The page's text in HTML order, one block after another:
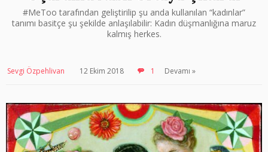
#MeToo tarafından geliştirilip şu anda kullanılan “kadınlar”
tanımı basitçe şu şekilde anlaşılabilir: Kadın düşmanlığına maruz
kalmış herkes.
Sevgi Özpehlivan 12 Ekim 2018 1 Devamı »